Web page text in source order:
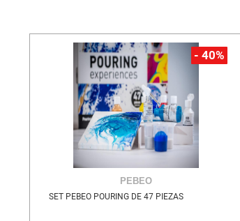
- 40%
PEBEO
SET PEBEO POURING DE 47 PIEZAS